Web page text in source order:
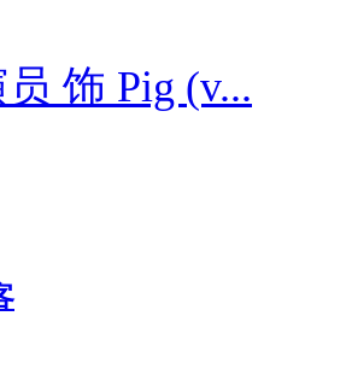
饰 Pig (v...